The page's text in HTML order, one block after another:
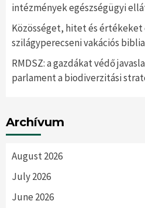
intézmények egészségügyi
Közösséget, hitet és
szilágyperecseni vakációs
RMDSZ: a gazdákat védő
parlament a biodiverzitási
Archívum
August 2026
July 2026
June 2026